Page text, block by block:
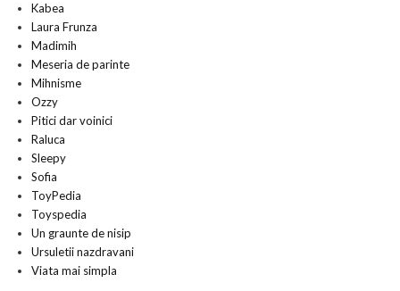
Kabea
Laura Frunza
Madimih
Meseria de parinte
Mihnisme
Ozzy
Pitici dar voinici
Raluca
Sleepy
Sofia
ToyPedia
Toyspedia
Un graunte de nisip
Ursuletii nazdravani
Viata mai simpla